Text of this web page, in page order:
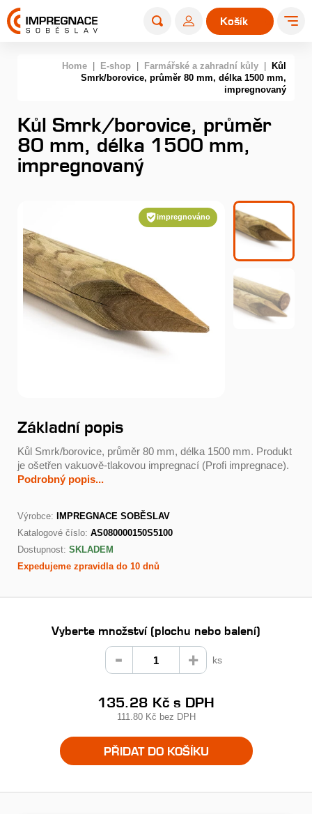
0
Košík
Home E-shop Farmářské a zahradní kůly
Kůl
Smrk/borovice, průměr 80 mm, délka 1500 mm,
impregnovaný
Kůl Smrk/borovice, průměr
80 mm, délka 1500 mm,
impregnovaný
impregnováno
Základní popis
Kůl Smrk/borovice, průměr 80 mm, délka 1500 mm. Produkt
je ošetřen vakuově-tlakovou impregnací (Profi impregnace).
Podrobný popis...
Výrobce:
IMPREGNACE SOBĚSLAV
Katalogové číslo: AS080000150S5100
Dostupnost: SKLADEM
Expedujeme zpravidla do 10 dnů
Vyberte množství (plochu nebo balení)
ks
135.28 Kč s DPH
111.80 Kč bez DPH
PŘIDAT DO KOŠÍKU